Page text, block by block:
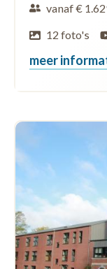
vanaf €
12 foto's
meer